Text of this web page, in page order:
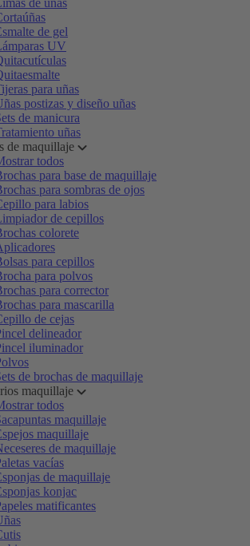
Limas de uñas
de gel
UV
para uñas
postizas y diseño uñas
de manicura
uñas
de maquillaje
todos
para base de maquillaje
para sombras de ojos
para labios
de cepillos
colorete
para cepillos
para polvos
para corrector
para mascarilla
de cejas
delineador
iluminador
de brochas de maquillaje
maquillaje
todos
maquillaje
maquillaje
de maquillaje
vacías
de maquillaje
konjac
matificantes